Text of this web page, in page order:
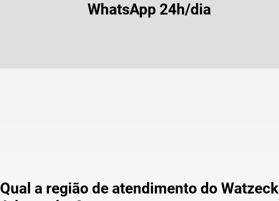
WhatsApp 24h/dia
Qual a região de atendimento do Watzeck